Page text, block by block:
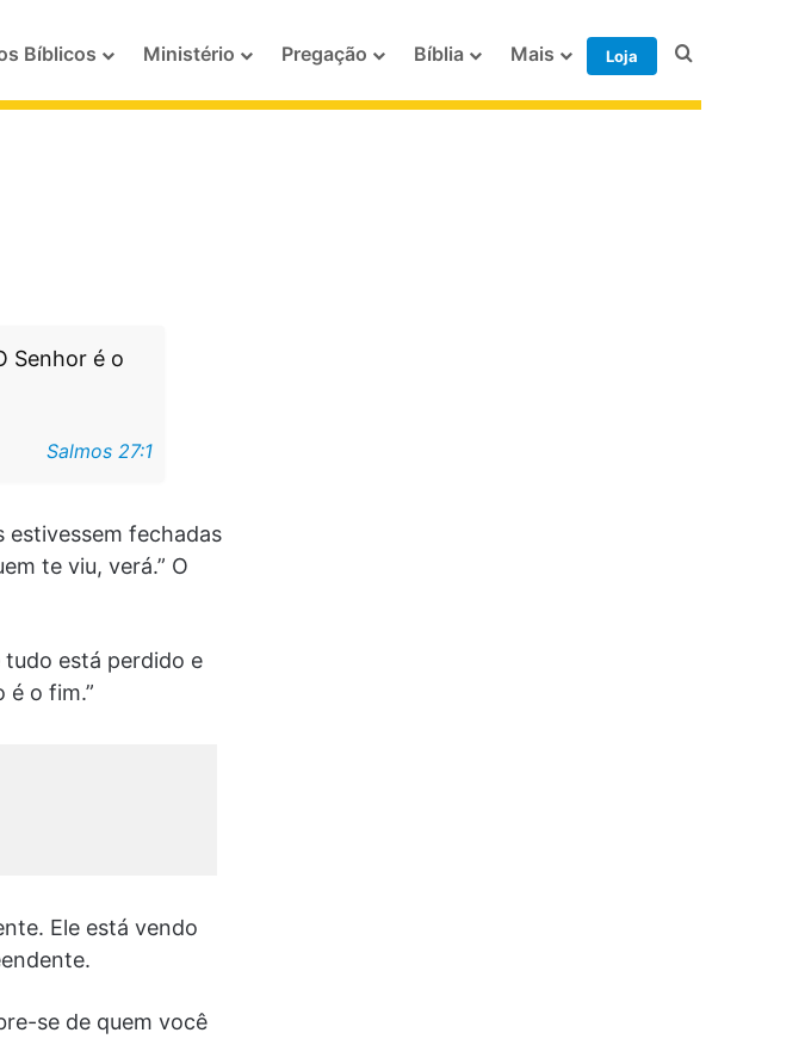
Bíblicos Ministério Pregação Bíblia Mais Loja Procurar por
Senhor é o
Salmos 27:1
estivessem fechadas
te viu, verá.” O
tudo está perdido e
é o fim.”
Ele está vendo
se de quem você